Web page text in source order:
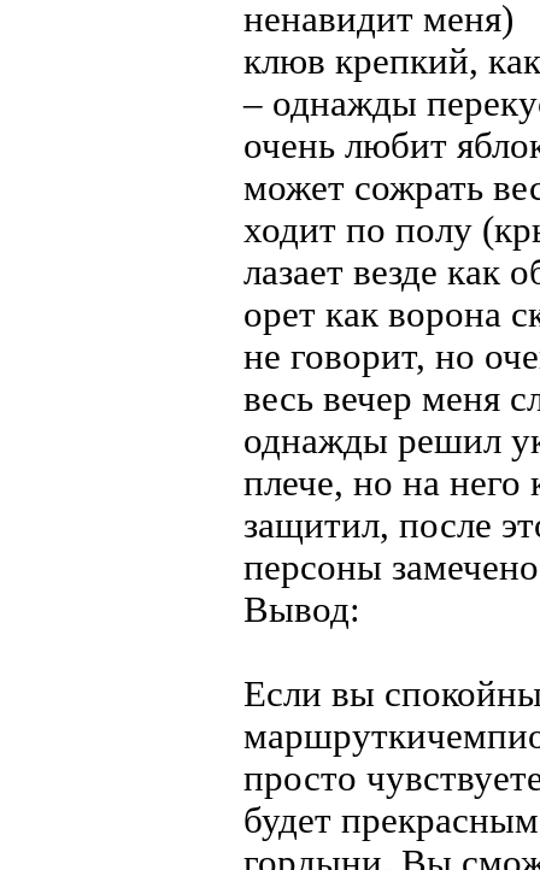
ненавидит меня)
клюв крепкий,
– однажды
очень любит
может сожрать
ходит по полу
лазает везде как
орет как ворона
не говорит, но
весь вечер меня
однажды решил
плече, но на
защитил, после
персоны
Вывод:
Если вы
просто
будет